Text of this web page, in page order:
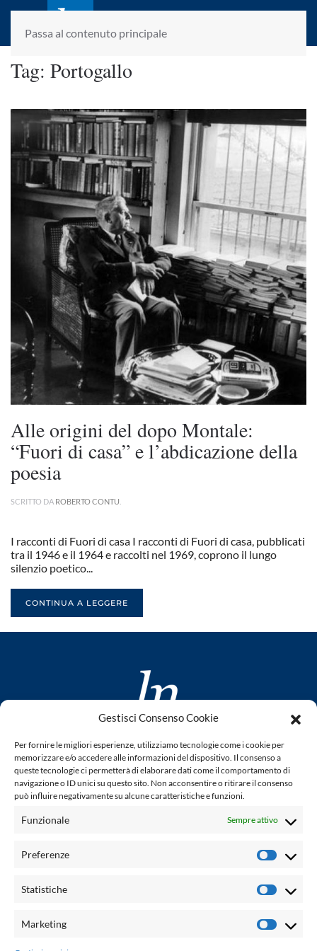
Gestisci Consenso Cookie
Per fornire le migliori esperienze, utilizziamo tecnologie come i cookie per
memorizzare e/o accedere alle informazioni del dispositivo. Il consenso a
queste tecnologie ci permetterà di elaborare dati come il comportamento di
navigazione o ID unici su questo sito. Non acconsentire o ritirare il consenso
può influire negativamente su alcune caratteristiche e funzioni.
Funzionale Sempre attivo
Preferenze
Statistiche
Marketing
Passa al contenuto principale
laletteraturaenoi.it
fondato da Romano Luperini
Tag: Portogallo
Alle origini del dopo Montale:
“Fuori di casa” e l’abdicazione della
poesia
SCRITTO DA ROBERTO CONTU
I racconti di Fuori di casa I racconti di Fuori di casa, pubblicati
tra il 1946 e il 1964 e raccolti nel 1969, coprono il lungo
silenzio poetico...
CONTINUA A LEGGERE
www.laletteraturaenoi.it
fondato da Romano Luperini
Questo blog non rappresenta una testata giornalistica in
quanto viene aggiornato senza alcuna periodicità. Non può
legge n° 62 del 7.03.2001. L'autore non è responsabile per
email: